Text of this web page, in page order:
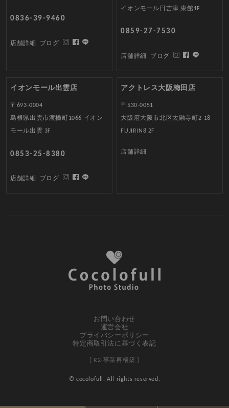
0836-39-9460
店舗詳細 ブログ
イオンモール日吉津 東館1F
0859-27-7530
店舗詳細 ブログ
イオンモール出雲店
〒693-0004
島根県出雲市渡橋町1066 イオン
モール出雲 3F
0853-25-8380
店舗詳細 ブログ
アクトレス大阪梅田店
〒530-0051
大阪府大阪市北区太融寺町2-18
FUJIRIN8 2F
店舗詳細
お問い合わせ
運営会社
プライバシーポリシー
特定商取引法に基づく表記
[ R2-事業再構築 ]
© cocolofull. All rights reserved.